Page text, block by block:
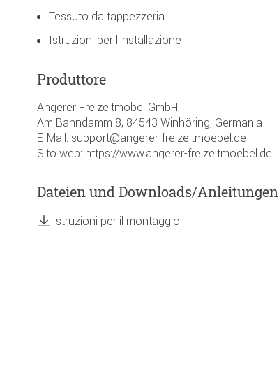
Tessuto da tappezzeria
Istruzioni per l'installazione
Produttore
Angerer Freizeitmöbel GmbH
Am Bahndamm 8, 84543 Winhöring, Germania
E-Mail: support@angerer-freizeitmoebel.de
Sito web: https://www.angerer-freizeitmoebel.de
Dateien und Downloads/Anleitungen
Istruzioni per il montaggio